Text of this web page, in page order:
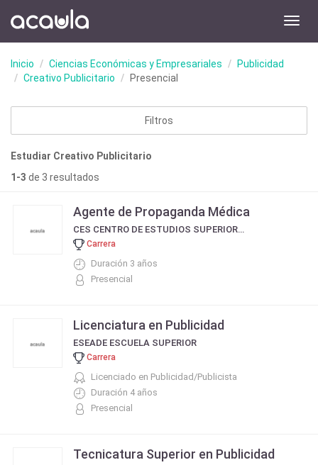
Inicio Ciencias Económicas y Empresariales
Publicidad
Creativo Publicitario
Presencial
Filtros
Estudiar Creativo Publicitario
1-3 de 3 resultados
Agente de Propaganda Médica
CES CENTRO DE ESTUDIOS SUPERIORES
Carrera
Duración 3 años
Presencial
Licenciatura en Publicidad
ESEADE ESCUELA SUPERIOR
Carrera
Licenciado en Publicidad/Publicista
Duración 4 años
Presencial
Tecnicatura Superior en Publicidad